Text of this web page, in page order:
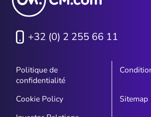
+32 (0) 2 255 66 11
Politique de
confidentialité
Cookie Policy
Sitemap